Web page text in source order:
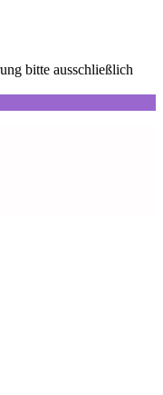
bitte ausschließlich